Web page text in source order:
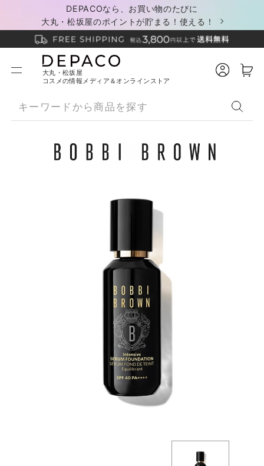
DEPACOなら、お買い物のたびに
大丸・松坂屋のポイントが貯まる！使える！
大丸・松坂屋
コスメの情報メディア＆オンラインストア